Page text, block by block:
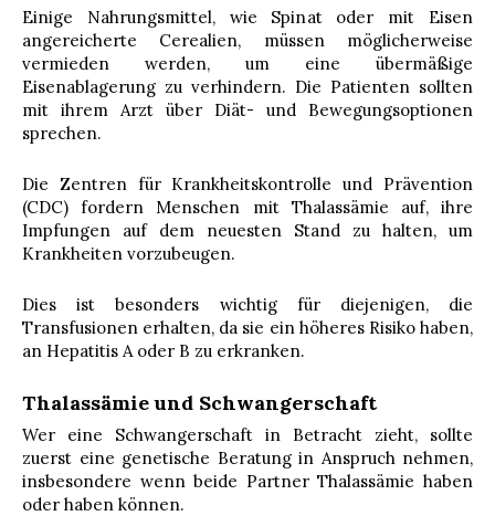
Einige Nahrungsmittel, wie Spinat oder mit Eisen
angereicherte Cerealien, müssen möglicherweise
vermieden werden, um eine übermäßige
Eisenablagerung zu verhindern. Die Patienten sollten
mit ihrem Arzt über Diät- und Bewegungsoptionen
sprechen.
Die Zentren für Krankheitskontrolle und Prävention
(CDC) fordern Menschen mit Thalassämie auf, ihre
Impfungen auf dem neuesten Stand zu halten, um
Krankheiten vorzubeugen.
Dies ist besonders wichtig für diejenigen, die
Transfusionen erhalten, da sie ein höheres Risiko haben,
an Hepatitis A oder B zu erkranken.
Thalassämie und Schwangerschaft
Wer eine Schwangerschaft in Betracht zieht, sollte
zuerst eine genetische Beratung in Anspruch nehmen,
insbesondere wenn beide Partner Thalassämie haben
oder haben können.